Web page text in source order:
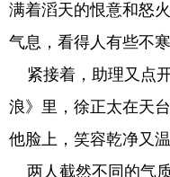
满着滔天的恨意和怒
气息，看得人有些不寒
紧接着，助理又点
浪》里，徐正太在天
他脸上，笑容乾净又
两人截然不同的气